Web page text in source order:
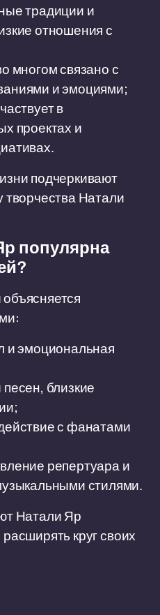
традиции и
отношения с
многом связано с
и эмоциями;
в
проектах и
подчеркивают
творчества Натали
популярна
и эмоциональная
близкие
с фанатами
репертуара и
стилями.
Натали Яр
круг своих